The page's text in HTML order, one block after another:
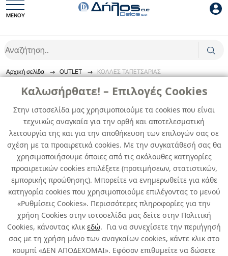
Καλωσήρθατε! – Επιλογές Cookies
Στην ιστοσελίδα μας χρησιμοποιούμε τα cookies που είναι
τεχνικώς αναγκαία για την ορθή και αποτελεσματική
λειτουργία της και για την αποθήκευση των επιλογών σας σε
σχέση με τα προαιρετικά cookies. Με την συγκατάθεσή σας θα
χρησιμοποιήσουμε όποιες από τις ακόλουθες κατηγορίες
προαιρετικών cookies επιλέξετε (προτιμήσεων, στατιστικών,
εμπορικής προώθησης). Μπορείτε να ενημερωθείτε για κάθε
κατηγορία cookies που χρησιμοποιούμε επιλέγοντας το μενού
«Ρυθμίσεις Cookies». Περισσότερες πληροφορίες για την
χρήση Cookies στην ιστοσελίδα μας δείτε στην Πολιτική
Cookies, κάνοντας κλικ εδώ. Για να συνεχίσετε την περιήγησή
σας με τη χρήση μόνο των αναγκαίων cookies, κάντε κλικ στο
κουμπί «ΔΕΝ ΑΠΟΔΕΧΟΜΑΙ». Εφόσον επιθυμείτε να δώσετε
ΜΕΝΟΥ
Είσοδος
Ξέχασες το password;
Αρχική σελίδα OUTLET ΚΟΛΛΕΣ ΤΑΠΕΤΣΑΡΙΑΣ
ΚΟΛΛΕΣ ΤΑΠΕΤΣΑΡΙΑΣ
Οι επώνυμες κόλλες ταπετσαρίας.
0προϊόντα
Δεν βρέθηκαν προϊόντα